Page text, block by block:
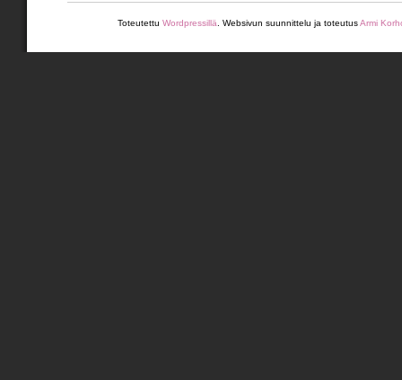
Toteutettu Wordpressillä . Websivun suunnittelu ja toteutusArmi